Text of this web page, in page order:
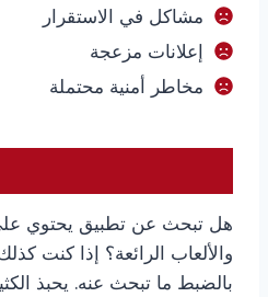
مشاكل في الاستقرار
إعلانات مزعجة
مخاطر أمنية محتملة
هل تبحث عن تطبيق يحتوي
والألعاب الرائعة؟ إذا كنت
بالضبط ما تبحث عنه. يحبذ